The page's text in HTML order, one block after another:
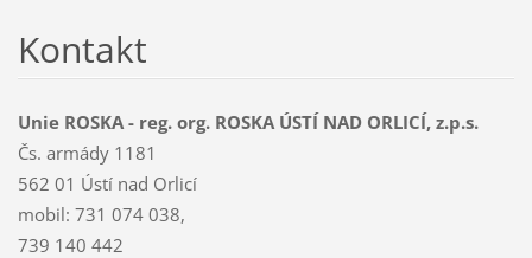
Kontakt
Unie ROSKA - reg. org. ROSKA ÚSTÍ NAD ORLICÍ, z.p.s.
Čs. armády 1181
562 01 Ústí nad Orlicí
mobil: 731 074 038,
739 140 442